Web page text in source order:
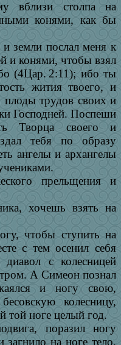
вблизи столпа на
конями, как бы
земли послал меня к
и конями, чтобы взял
(4Цар. 2:11); ибо ты
жития твоего, и
плоды трудов своих и
Господней. Поспеши
Творца своего и
тебя по образу
ангелы и архангелы
прельщения и
хочешь взять на
чтобы ступить на
с тем осенил себя
с колесницей
А Симеон познал
и ногу свою,
колесницу,
той ноге целый год.
поразил ногу
на ноге тело,